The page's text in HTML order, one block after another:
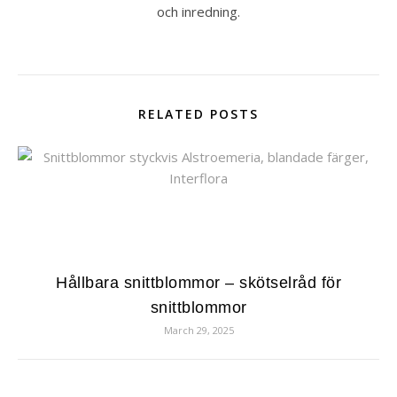
och inredning.
RELATED POSTS
Hållbara snittblommor – skötselråd för
snittblommor
March 29, 2025